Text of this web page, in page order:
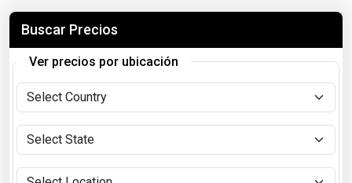
Buscar Precios
Ver precios por ubicación